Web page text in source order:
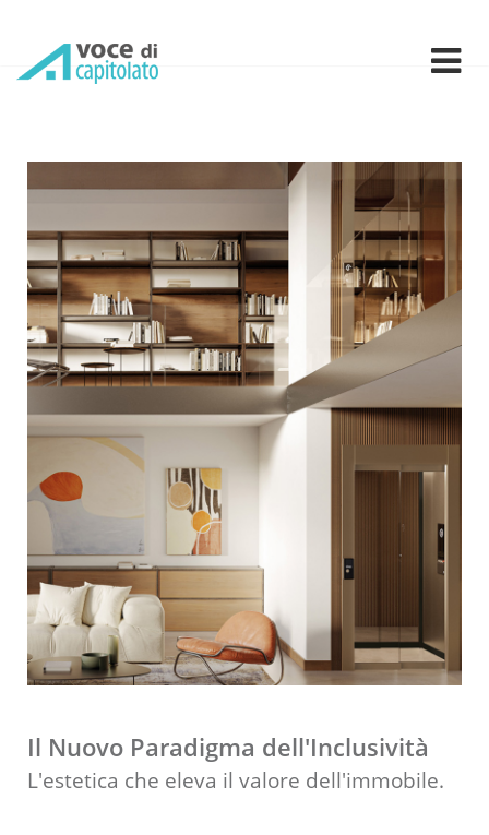
Il Nuovo Paradigma dell'Inclusività
L'estetica che eleva il valore dell'immobile.